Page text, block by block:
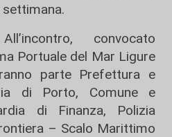
convocato
Portuale del Mar Ligure
parte Prefettura e
di Porto, Comune e
di Finanza, Polizia
– Scalo Marittimo